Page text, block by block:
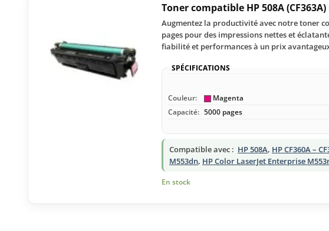
Toner compatible HP 508A
Augmentez la productivité avec notre toner
pages pour des impressions nettes et
fiabilité et performances à un prix
SPÉCIFICATIONS
Couleur: Magenta
Capacité: 5000 pages
Compatible avec : HP 508A, HP CF360A –
M553dn, HP Color LaserJet Enterprise
En stock